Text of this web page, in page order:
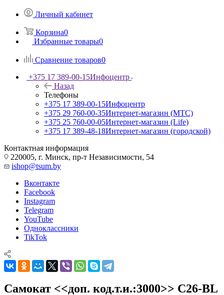
Личный кабинет
Корзина0
Избранные товары0
Сравнение товаров0
+375 17 389-00-15Инфоцентр
Назад
Телефоны
+375 17 389-00-15Инфоцентр
+375 29 760-00-35Интернет-магазин (МТС)
+375 25 760-00-05Интернет-магазин (Life)
+375 17 389-48-18Интернет-магазин (городской)
Контактная информация
220005, г. Минск, пр-т Независимости, 54
ishop@tsum.by
Вконтакте
Facebook
Instagram
Telegram
YouTube
Одноклассники
TikTok
Самокат <<доп. код.т.и.:3000>> C26-BL